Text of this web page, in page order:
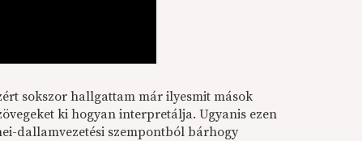
sokszor hallgattam már ilyesmit mások
ki hogyan interpretálja. Ugyanis ezen
dallamvezetési szempontból bárhogy